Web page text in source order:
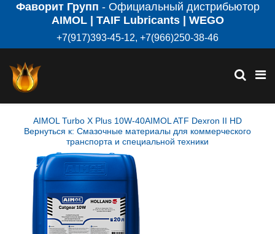
Фаворит Групп - Официальный дистрибьютор
AIMOL | TAIF Lubricants | WEGO
+7(917)393-45-12, +7(966)250-38-46
AIMOL Turbo X Plus 10W-40AIMOL ATF Dexron II HD
Вернуться к: Смазочные материалы для коммерческого
транспорта и специальной техники